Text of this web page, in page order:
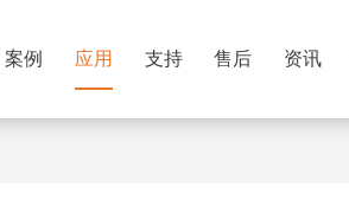
案例 应用 支持 售后 资讯